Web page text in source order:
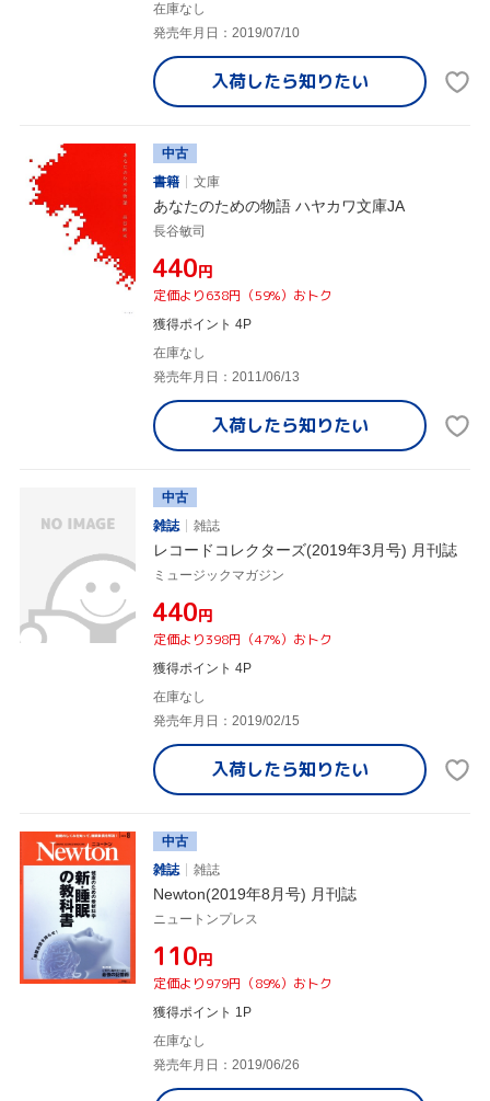
在庫なし
発売年月日：2019/07/10
入荷したら知りたい
中古
書籍
文庫
あなたのための物語 ハヤカワ文庫JA
長谷敏司
¥440円
定価より638円（59%）おトク
獲得ポイント 4P
在庫なし
発売年月日：2011/06/13
入荷したら知りたい
中古
雑誌
雑誌
レコードコレクターズ(2019年3月号) 月刊誌
ミュージックマガジン
¥440円
定価より398円（47%）おトク
獲得ポイント 4P
在庫なし
発売年月日：2019/02/15
入荷したら知りたい
中古
雑誌
雑誌
Newton(2019年8月号) 月刊誌
ニュートンプレス
¥110円
定価より979円（89%）おトク
獲得ポイント 1P
在庫なし
発売年月日：2019/06/26